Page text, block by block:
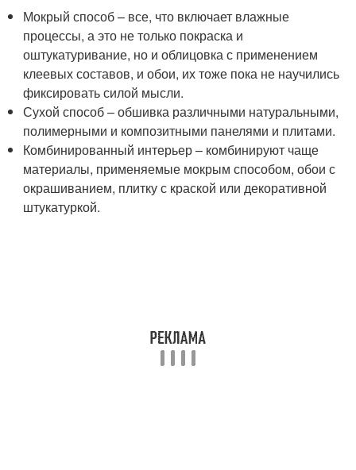
Мокрый способ – все, что включает влажные
процессы, а это не только покраска и
оштукатуривание, но и облицовка с применением
клеевых составов, и обои, их тоже пока не научились
фиксировать силой мысли.
Сухой способ – обшивка различными натуральными,
полимерными и композитными панелями и плитами.
Комбинированный интерьер – комбинируют чаще
материалы, применяемые мокрым способом, обои с
окрашиванием, плитку с краской или декоративной
штукатуркой.